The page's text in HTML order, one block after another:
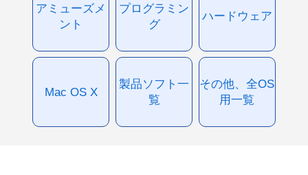
アミューズメ
ント
プログラミン
グ
ハードウェア
Mac OS X
製品ソフト一
覧
その他、全OS
用一覧